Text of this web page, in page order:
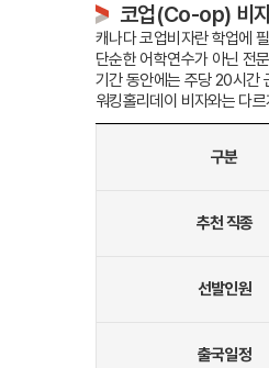
코업(Co-op) 비
캐나다 코업비자란 학업에
단순한 어학연수가 아닌 전
기간 동안에는 주당 20시간
워킹홀리데이 비자와는 다
구분
추천 직종
선발인원
출국일정